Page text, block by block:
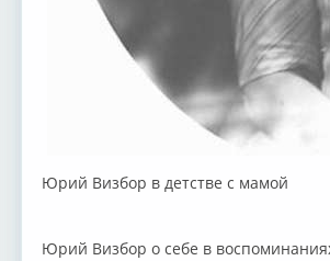
Юрий Визбор в детстве с мамой
Юрий Визбор о себе в